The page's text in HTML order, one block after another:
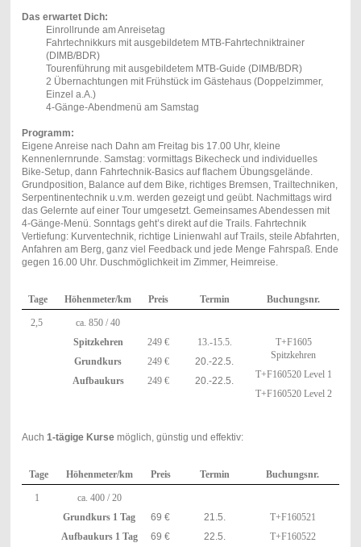
Das erwartet Dich:
Einrollrunde am Anreisetag
Fahrtechnikkurs mit ausgebildetem MTB-Fahrtechniktrainer
(DIMB/BDR)
Tourenführung mit ausgebildetem MTB-Guide (DIMB/BDR)
2 Übernachtungen mit Frühstück im Gästehaus (Doppelzimmer,
Einzel a.A.)
4-Gänge-Abendmenü am Samstag
Programm:
Eigene Anreise nach Dahn am Freitag bis 17.00 Uhr, kleine
Kennenlernrunde. Samstag: vormittags Bikecheck und individuelles
Bike-Setup, dann Fahrtechnik-Basics auf flachem Übungsgelände.
Grundposition, Balance auf dem Bike, richtiges Bremsen, Trailtechniken,
Serpentinentechnik u.v.m. werden gezeigt und geübt. Nachmittags wird
das Gelernte auf einer Tour umgesetzt. Gemeinsames Abendessen mit
4-Gänge-Menü. Sonntags geht’s direkt auf die Trails. Fahrtechnik
Vertiefung: Kurventechnik, richtige Linienwahl auf Trails, steile Abfahrten,
Anfahren am Berg, ganz viel Feedback und jede Menge Fahrspaß. Ende
gegen 16.00 Uhr. Duschmöglichkeit im Zimmer, Heimreise.
Tage Höhenmeter/km Preis Termin Buchungsnr.
2,5
ca. 850 / 40
Spitzkehren
Grundkurs
Aufbaukurs
249 €
249 €
249 €
13.-15.5.
20.-22.5.
20.-22.5.
T+F1605
Spitzkehren
T+F160520 Level 1
T+F160520 Level 2
Auch 1-tägige Kursemöglich, günstig und effektiv:
Tage Höhenmeter/km Preis Termin Buchungsnr.
1
ca. 400 / 20
Grundkurs 1 Tag
Aufbaukurs 1 Tag
69 €
69 €
21.5.
22.5.
T+F160521
T+F160522